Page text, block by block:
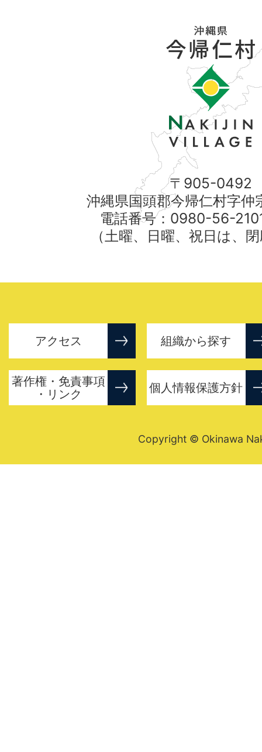
〒905-0492
沖縄県国頭郡今帰仁村字仲
電話番号：0980-56-
（土曜、日曜、祝日は、
アクセス 組織から探す
著作権・免責事項
・リンク
個人情報保護方針
Copyright © Okinawa